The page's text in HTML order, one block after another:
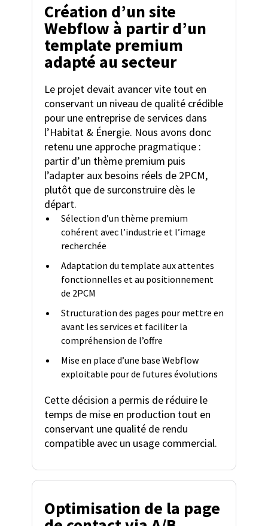
Création d’un site
Webflow à partir d’un
template premium
adapté au secteur
Le projet devait avancer vite tout en
conservant un niveau de qualité crédible
pour une entreprise de services dans
l’Habitat & Énergie. Nous avons donc
retenu une approche pragmatique :
partir d’un thème premium puis
l’adapter aux besoins réels de 2PCM,
plutôt que de surconstruire dès le
départ.
Sélection d’un thème premium
cohérent avec l’industrie et l’image
recherchée
Adaptation du template aux attentes
fonctionnelles et au positionnement
de 2PCM
Structuration des pages pour mettre en
avant les services et faciliter la
compréhension de l’offre
Mise en place d’une base Webflow
exploitable pour de futures évolutions
Cette décision a permis de réduire le
temps de mise en production tout en
conservant une qualité de rendu
compatible avec un usage commercial.
Optimisation de la page